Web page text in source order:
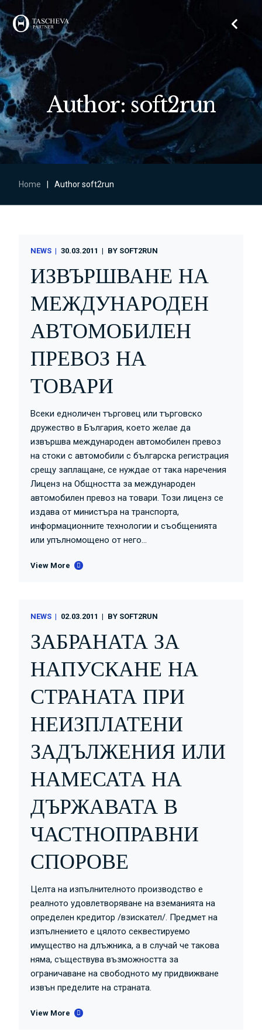
Author: soft2run
Home Author soft2run
NEWS 30.03.2011 BY SOFT2RUN
ИЗВЪРШВАНЕ НА
МЕЖДУНАРОДЕН
АВТОМОБИЛЕН
ПРЕВОЗ НА
ТОВАРИ
Всеки едноличен търговец или търговско
дружество в България, което желае да
извършва международен автомобилен превоз
на стоки с автомобили с българска регистрация
срещу заплащане, се нуждае от така наречения
Лиценз на Общността за международен
автомобилен превоз на товари. Този лиценз се
издава от министъра на транспорта,
информационните технологии и съобщенията
или упълномощено от него...
View More
NEWS 02.03.2011 BY SOFT2RUN
ЗАБРАНАТА ЗА
НАПУСКАНЕ НА
СТРАНАТА ПРИ
НЕИЗПЛАТЕНИ
ЗАДЪЛЖЕНИЯ ИЛИ
НАМЕСАТА НА
ДЪРЖАВАТА В
ЧАСТНОПРАВНИ
СПОРОВЕ
Целта на изпълнителното производство е
реалното удовлетворяване на вземанията на
определен кредитор /взискател/. Предмет на
изпълнението е цялото секвестируемо
имущество на длъжника, а в случай че такова
няма, съществува възможността за
ограничаване на свободното му придвижване
извън пределите на страната.
View More